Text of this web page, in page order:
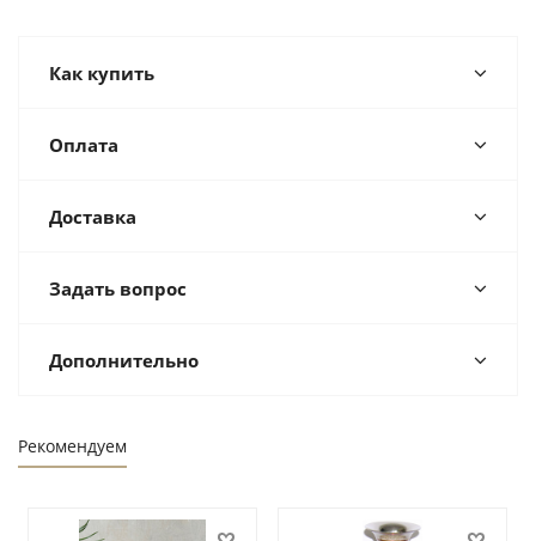
Как купить
Оплата
Доставка
Задать вопрос
Дополнительно
Рекомендуем